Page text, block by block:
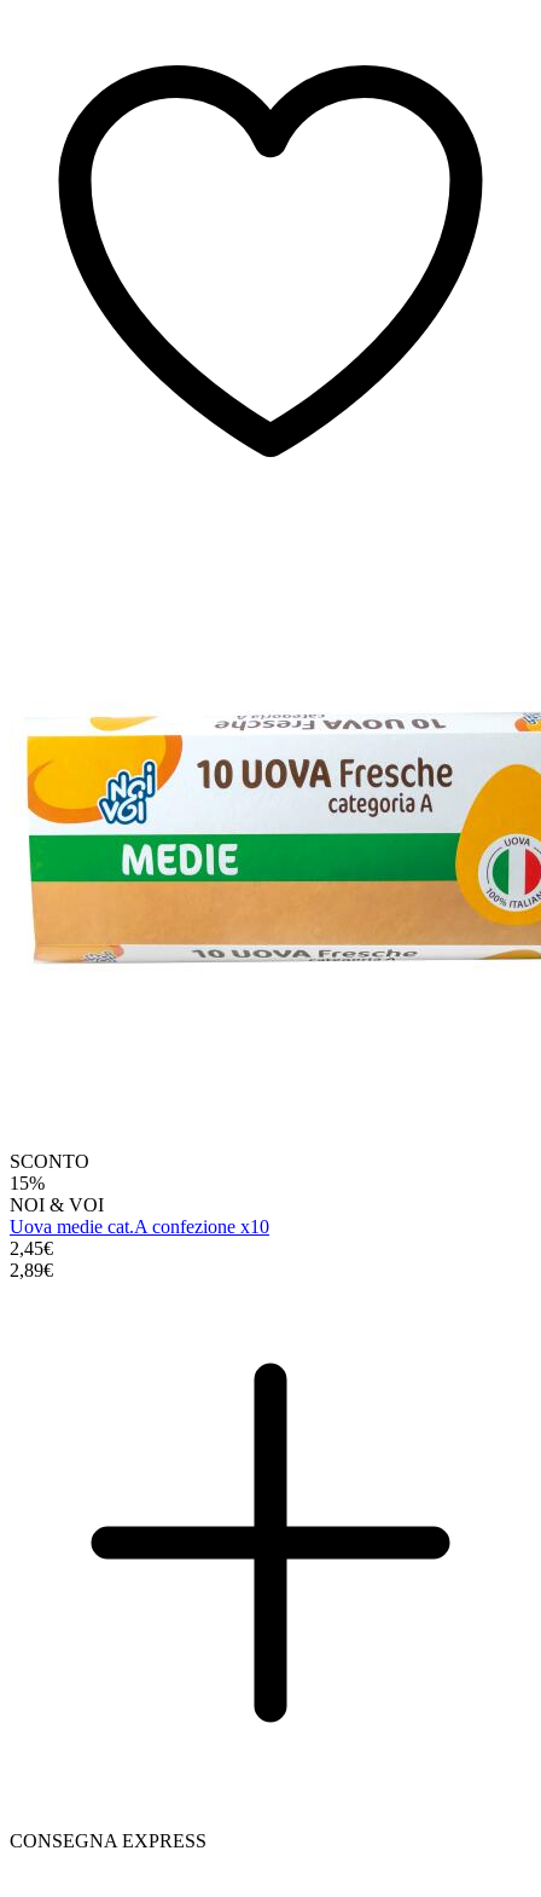
SCONTO
15%
NOI & VOI
Uova medie cat.A confezione x10
2,45€
2,89€
CONSEGNA EXPRESS